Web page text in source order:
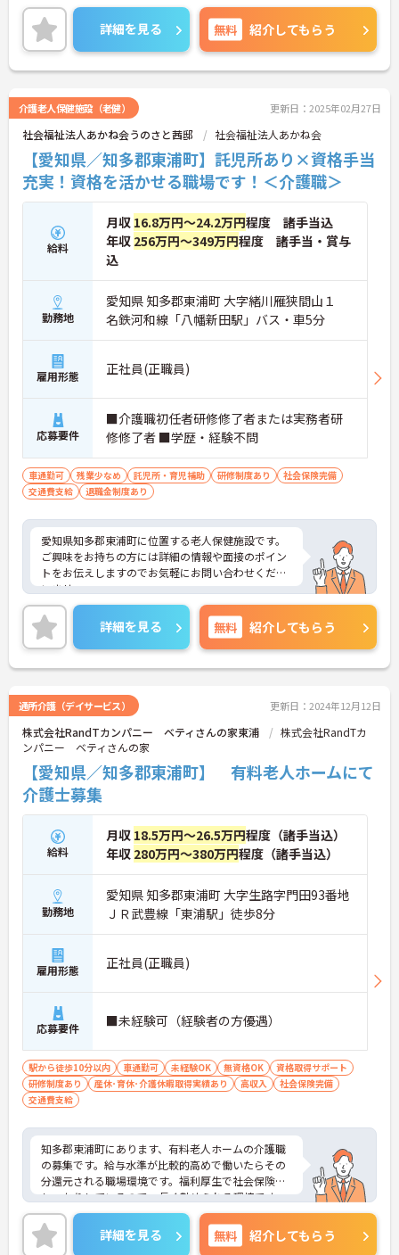
詳細を見る 無料 紹介してもらう
介護老人保健施設（老健） 更新日：2025年02月27日
社会福祉法人あかね会うのさと茜邸 社会福祉法人あかね会
【愛知県／知多郡東浦町】託児所あり×資格手当
充実！資格を活かせる職場です！＜介護職＞
給料
月収 16.8万円～24.2万円程度 諸手当込
年収 256万円～349万円程度 諸手当・賞与
込
勤務地
愛知県 知多郡東浦町 大字緒川雁狭間山１
名鉄河和線「八幡新田駅」バス・車5分
雇用形態 正社員(正職員)
応募要件
■介護職初任者研修修了者または実務者研
修修了者 ■学歴・経験不問
車通勤可 残業少なめ 託児所・育児補助 研修制度あり
社会保険完備
交通費支給
退職金制度あり
愛知県知多郡東浦町に位置する老人保健施設です。
ご興味をお持ちの方には詳細の情報や面接のポイン
トをお伝えしますのでお気軽にお問い合わせくださ
いませ。
詳細を見る 無料 紹介してもらう
通所介護（デイサービス） 更新日：2024年12月12日
株式会社RandTカンパニー ベティさんの家東浦
株式会社RandTカ
ンパニー ベティさんの家
【愛知県／知多郡東浦町】 有料老人ホームにて
介護士募集
給料
月収 18.5万円～26.5万円程度（諸手当込）
年収 280万円～380万円程度（諸手当込）
勤務地
愛知県 知多郡東浦町 大字生路字門田93番地
ＪＲ武豊線「東浦駅」徒歩8分
雇用形態 正社員(正職員)
応募要件 ■未経験可（経験者の方優遇）
駅から徒歩10分以内 車通勤可 未経験OK 無資格OK
資格取得サポート
研修制度あり
産休･育休･介護休暇取得実績あり 高収入
社会保険完備
交通費支給
知多郡東浦町にあります、有料老人ホームの介護職
の募集です。給与水準が比較的高めで働いたらその
分還元される職場環境です。福利厚生で社会保険も
しっかりしているので、長く勤められる環境です。
ご興味のある方はお気軽にお問い合わせください。
詳細を見る 無料 紹介してもらう